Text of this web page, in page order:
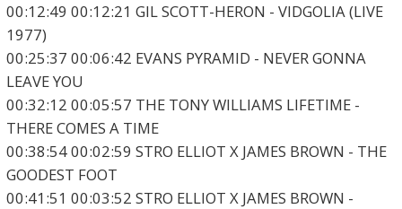
00:12:49 00:12:21 GIL SCOTT-HERON - VIDGOLIA (LIVE
1977)
00:25:37 00:06:42 EVANS PYRAMID - NEVER GONNA
LEAVE YOU
00:32:12 00:05:57 THE TONY WILLIAMS LIFETIME -
THERE COMES A TIME
00:38:54 00:02:59 STRO ELLIOT X JAMES BROWN - THE
GOODEST FOOT
00:41:51 00:03:52 STRO ELLIOT X JAMES BROWN -